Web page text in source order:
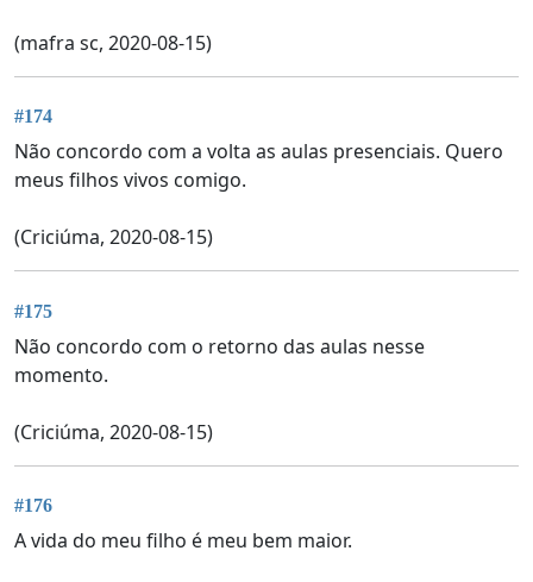
(mafra sc, 2020-08-15)
#174
Não concordo com a volta as aulas presenciais. Quero
meus filhos vivos comigo.
(Criciúma, 2020-08-15)
#175
Não concordo com o retorno das aulas nesse
momento.
(Criciúma, 2020-08-15)
#176
A vida do meu filho é meu bem maior.